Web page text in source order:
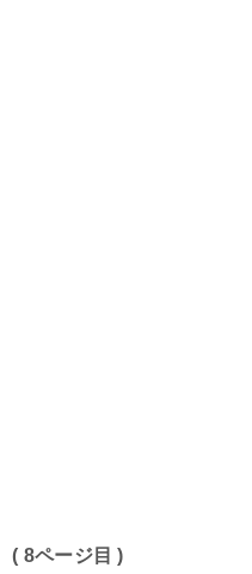
( 8ページ目 )